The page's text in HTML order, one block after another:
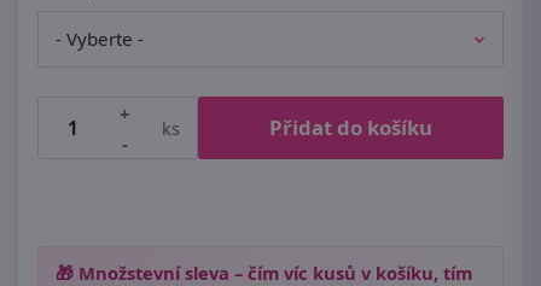
+
-
ks Přidat do košíku
🎁 Množstevní sleva – čím víc kusů v košíku, tím